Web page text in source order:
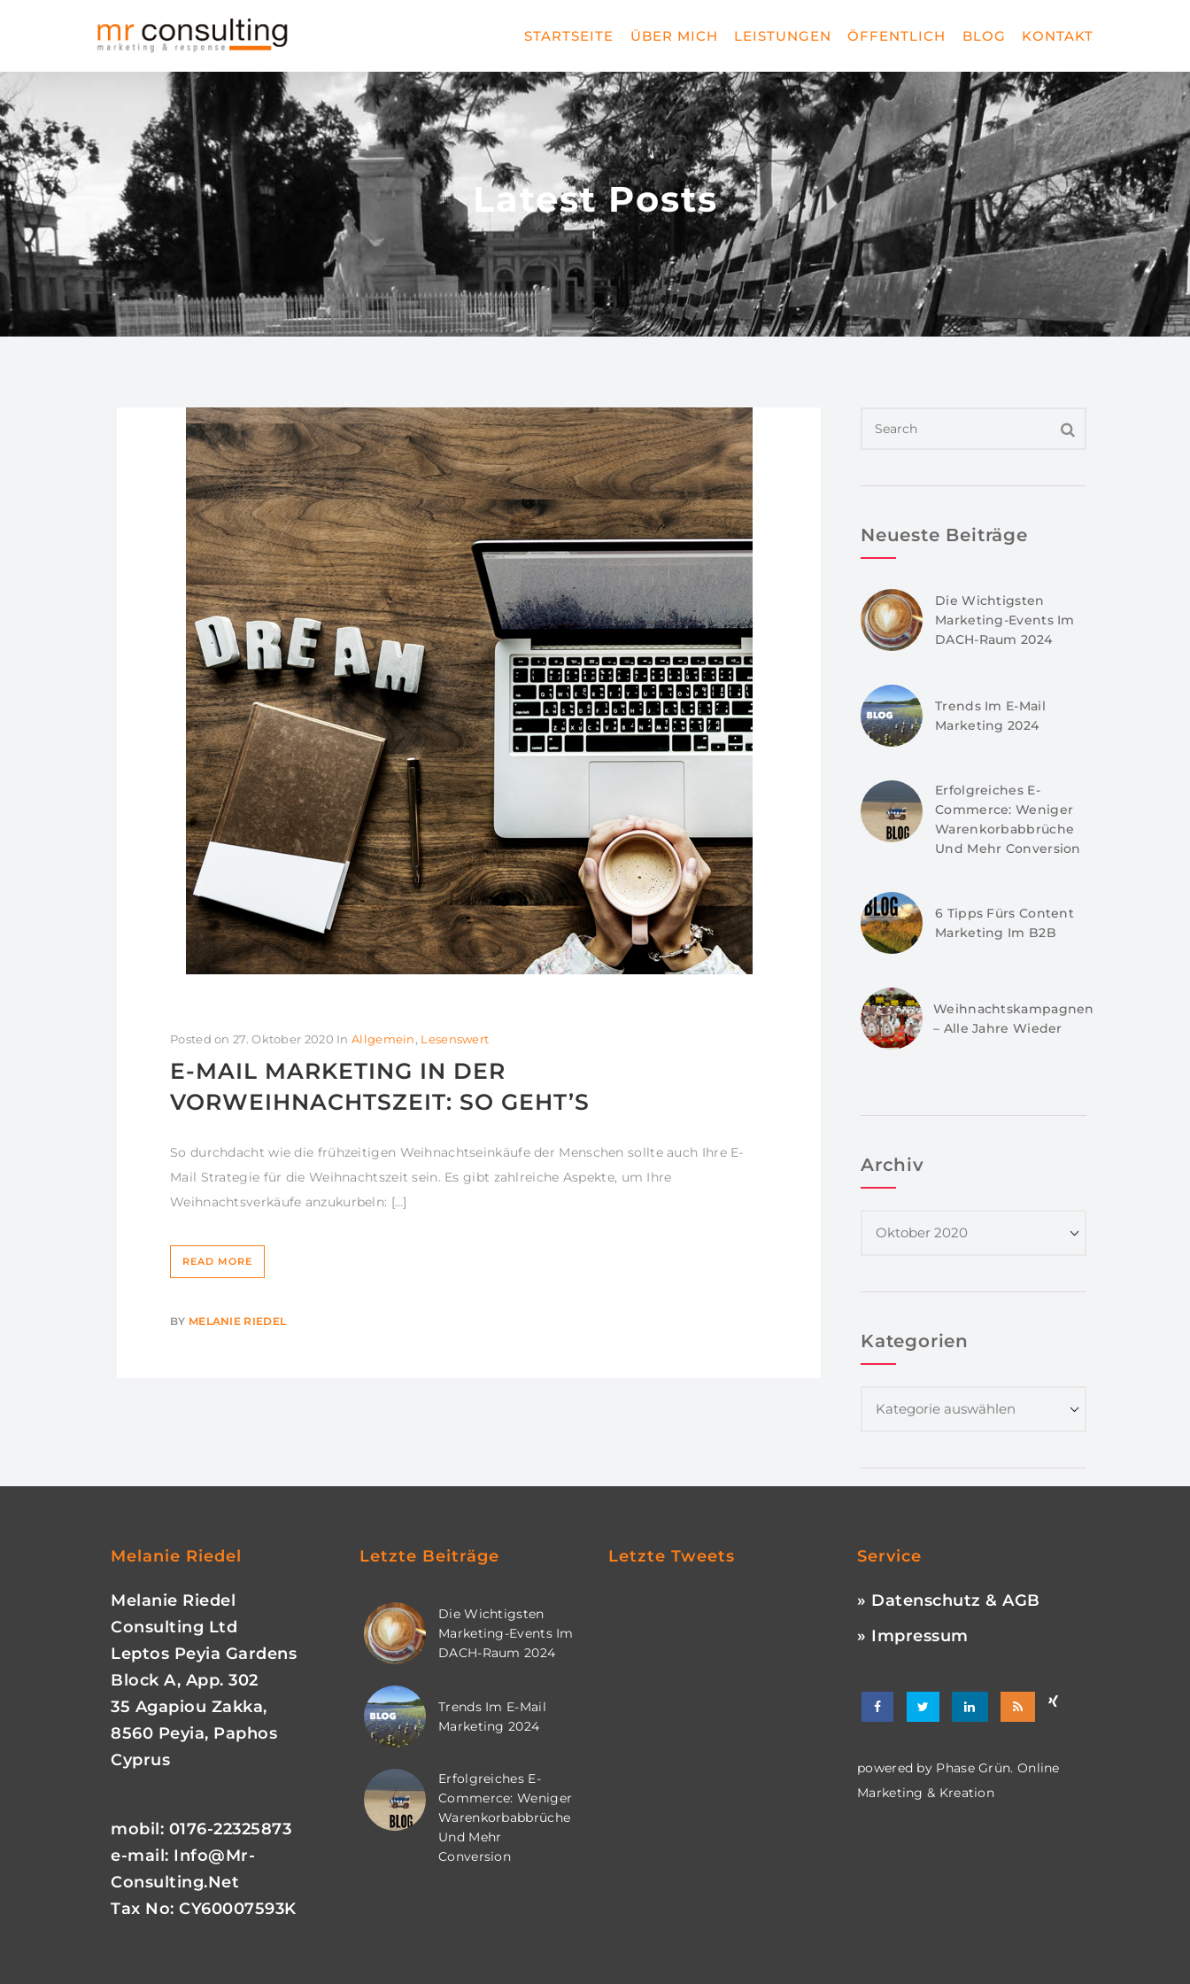
STARTSEITE ÜBER MICH LEISTUNGEN ÖFFENTLICH BLOG KONTAKT
Latest Posts
Posted on 27. Oktober 2020 InAllgemein, Lesenswert
E-MAIL MARKETING IN DER
VORWEIHNACHTSZEIT: SO GEHT’S
So durchdacht wie die frühzeitigen Weihnachtseinkäufe der Menschen sollte auch Ihre E-
Mail Strategie für die Weihnachtszeit sein. Es gibt zahlreiche Aspekte, um Ihre
Weihnachtsverkäufe anzukurbeln: […]
READ MORE
BY MELANIE RIEDEL
Neueste Beiträge
Die Wichtigsten
Marketing-Events Im
DACH-Raum 2024
Trends Im E-Mail
Marketing 2024
Erfolgreiches E-
Commerce: Weniger
Warenkorbabbrüche
Und Mehr Conversion
6 Tipps Fürs Content
Marketing Im B2B
Weihnachtskampagnen
– Alle Jahre Wieder
Archiv
Kategorien
Melanie Riedel
Melanie Riedel
Consulting Ltd
Leptos Peyia Gardens
Block A, App. 302
35 Agapiou Zakka,
8560 Peyia, Paphos
Cyprus
mobil: 0176-22325873
e-mail: Info@mr-
Consulting.net
Tax No: CY60007593K
Letzte Beiträge
Die Wichtigsten
Marketing-Events Im
DACH-Raum 2024
Trends Im E-Mail
Marketing 2024
Erfolgreiches E-
Commerce: Weniger
Warenkorbabbrüche
Und Mehr
Conversion
Letzte Tweets Service
» Datenschutz & AGB
» Impressum
powered by Phase Grün. Online
Marketing & Kreation